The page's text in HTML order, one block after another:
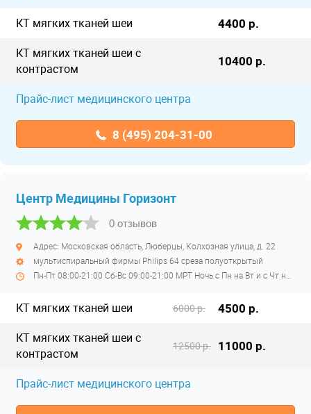
КТ мягких тканей шеи 4400 р.
КТ мягких тканей шеи с
контрастом
10400 р.
Прайс-лист медицинского центра
8 (495) 204-31-00
Центр Медицины Горизонт
0 отзывов
Адрес: Московская область, Люберцы, Колхозная улица, д. 22
мультиспиральный фирмы Philips 64 среза полуоткрытый
КТ мягких тканей шеи 6000 р. 4500 р.
КТ мягких тканей шеи с
контрастом
12500 р. 11000 р.
Прайс-лист медицинского центра